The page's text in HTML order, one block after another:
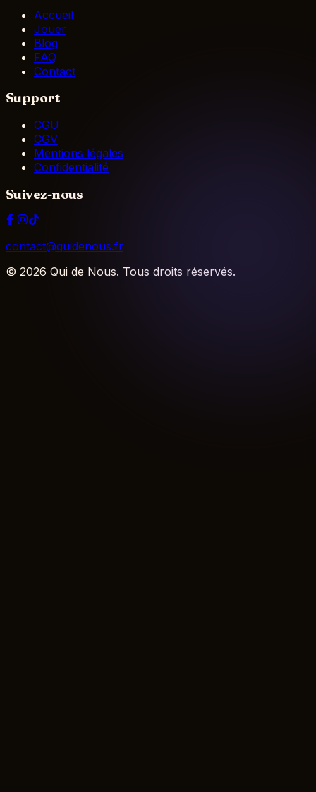
Accueil
Jouer
Blog
FAQ
Contact
Support
CGU
CGV
Mentions légales
Confidentialité
Suivez-nous
contact@quidenous.fr
© 2026 Qui de Nous. Tous droits réservés.